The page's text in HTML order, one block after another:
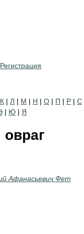
Регистрация
К | Л | М | Н | О | П | Р | С
| Ю | Я
Афанасьевич Фет